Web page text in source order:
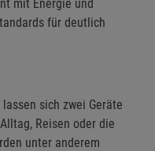
mit Energie und
für deutlich
lassen sich zwei Geräte
Reisen oder die
unter anderem